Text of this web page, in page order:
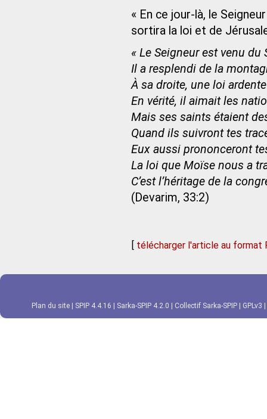
« En ce jour-là, le
sortira la loi et de
« Le Seigneur est venu du
Il a resplendi de la
À sa droite, une loi
En vérité, il aimait les
Mais ses saints étaient
Quand ils suivront tes
Eux aussi prononceront
La loi que Moïse nous a
C’est l’héritage de la
(Devarim, 33:2)
[ télécharger l'article au format
Plan du site SPIP 4.4.16 Sarka-SPIP 4.2.0 Collectif Sarka-SPIP GPLv3